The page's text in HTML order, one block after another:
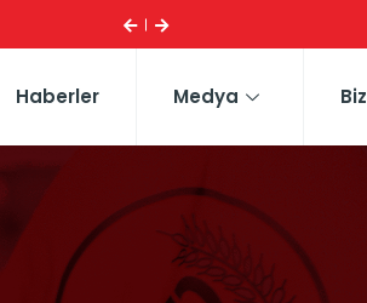
... CTP HEYETI, TRAFIK
Haberler Medya